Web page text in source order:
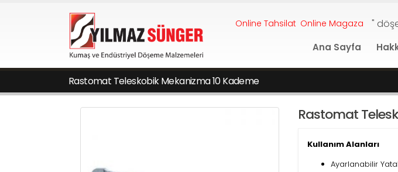
Online Tahsilat Online Magaza "
Ana Sayfa
Rastomat Teleskobik Mekanizma 10 Kademe
Rastomat
Kullanım Alanları
Ayarlanabilir